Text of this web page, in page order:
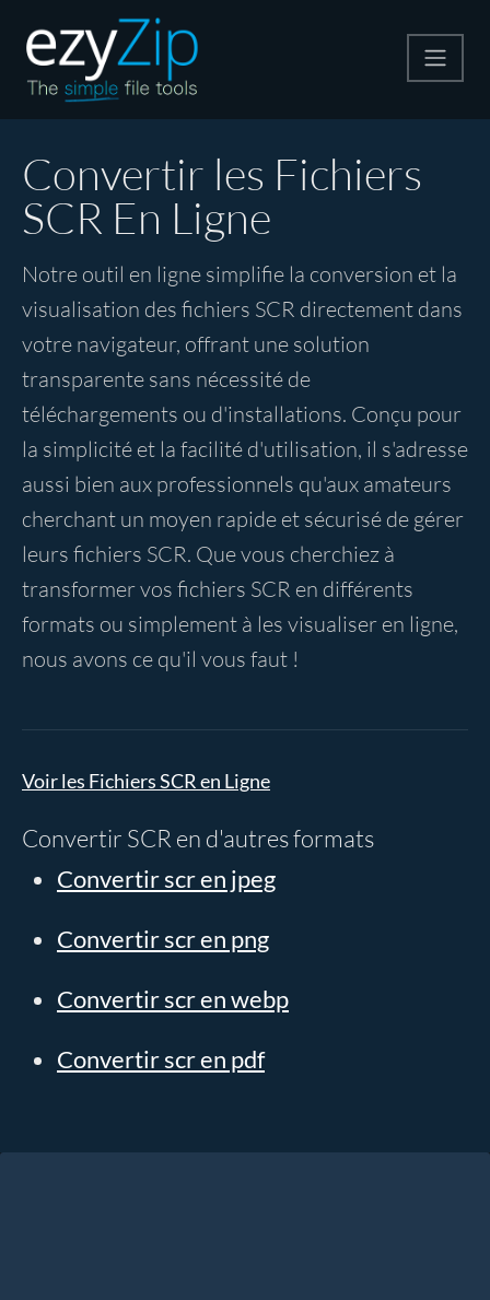
Décompresser
Convertir
Autres outils
Convertir les Fichiers
SCR En Ligne
Notre outil en ligne simplifie la conversion et la
visualisation des fichiers SCR directement dans
votre navigateur, offrant une solution
transparente sans nécessité de
téléchargements ou d'installations. Conçu pour
la simplicité et la facilité d'utilisation, il s'adresse
aussi bien aux professionnels qu'aux amateurs
cherchant un moyen rapide et sécurisé de gérer
leurs fichiers SCR. Que vous cherchiez à
transformer vos fichiers SCR en différents
formats ou simplement à les visualiser en ligne,
nous avons ce qu'il vous faut !
Voir les Fichiers SCR en Ligne
Convertir SCR en d'autres formats
Convertir scr en jpeg
Convertir scr en png
Convertir scr en webp
Convertir scr en pdf